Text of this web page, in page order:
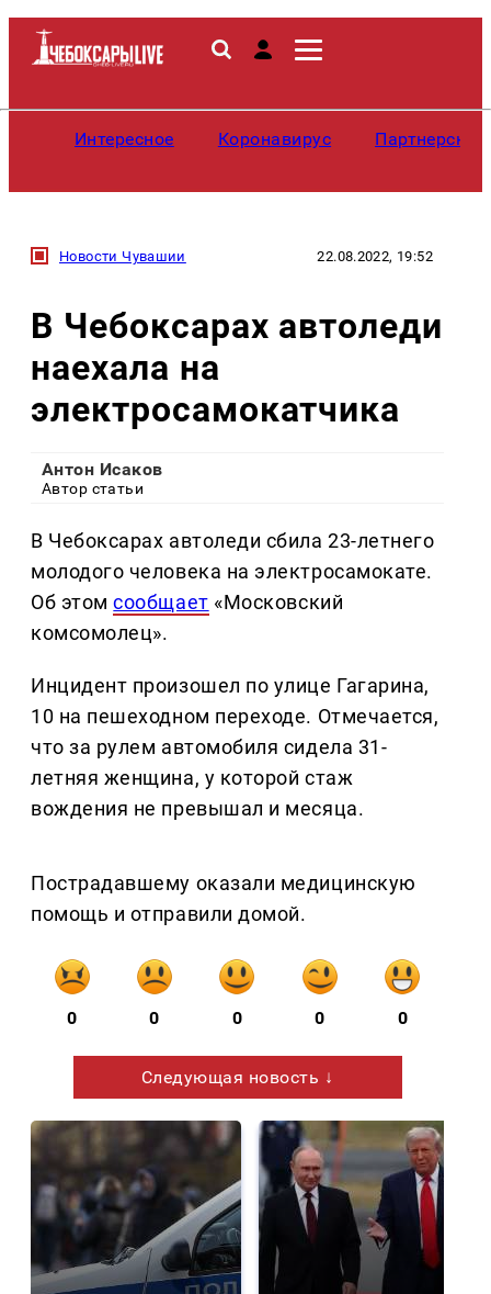
Интересное Коронавирус
Новости Чувашии 22.08.2022, 19:52
В Чебоксарах автоледи
наехала на
электросамокатчика
Антон Исаков
Автор статьи
В Чебоксарах автоледи сбила 23-летнего
молодого человека на электросамокате.
Об этомсообщает «Московский
комсомолец».
Инцидент произошел по улице Гагарина,
10 на пешеходном переходе. Отмечается,
что за рулем автомобиля сидела 31-
летняя женщина, у которой стаж
вождения не превышал и месяца.
Пострадавшему оказали медицинскую
помощь и отправили домой.
0 0 0 0 0
Следующая новость ↓